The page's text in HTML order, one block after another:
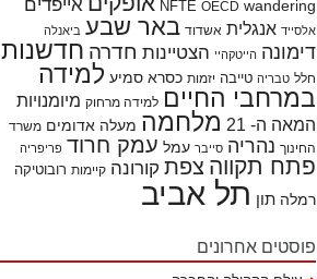
NFTE OECD wandering אייפדים
אלסייד אנגלית אשדוד באר שבע ביאנלה
דימונה הייטקהיי הצטיינות חדרה חדשנות
חלל טבריה טייבה יזמות כסרא סמיע למידה
במרחבי החיים למידה מרחוק מיומנויות
המאה ה- 21
מלחמה מעלה אדומים משרד
החינוך נהריה סייבר עמל עמק חרוד פריפריה
פתח תקווה צפת קורונה קיימות רובוטיקה
רמלה תון תל אביב
פוסטים אחרונים